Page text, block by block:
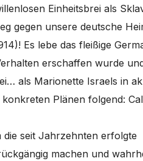
Einheitsbrei als
gegen unsere deutsche
Es lebe das fleißige
erschaffen wurde
als Marionette Israels in
Plänen folgend:
die seit Jahrzehnten erfolgte
machen und